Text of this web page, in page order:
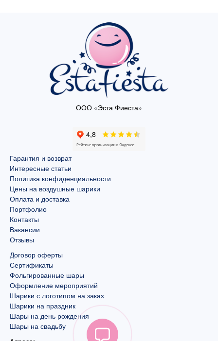
ООО «Эста Фиеста»
Гарантия и возврат
Интересные статьи
Политика конфиденциальности
Цены на воздушные шарики
Оплата и доставка
Портфолио
Контакты
Вакансии
Отзывы
Договор оферты
Сертификаты
Фольгированные шары
Оформление мероприятий
Шарики с логотипом на заказ
Шарики на праздник
Шары на день рождения
Шары на свадьбу